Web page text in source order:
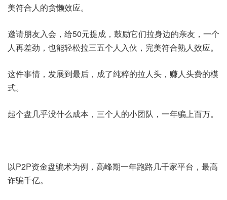
美符合人的贪懒效应。
邀请朋友入会，给50元提成，鼓励它们拉身边的亲友，一个
人再差劲，也能轻松拉三五个人入伙，完美符合熟人效应。
这件事情，发展到最后，成了纯粹的拉人头，赚人头费的模
式。
起个盘几乎没什么成本，三个人的小团队，一年骗上百万。
以P2P资金盘骗术为例，高峰期一年跑路几千家平台，最高
诈骗千亿。